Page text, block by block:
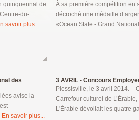
quinquennal de
du-
savoir plus...
À sa première compétition en
décroché une médaille
«Ocean State - Grand
des
avise la
En savoir plus...
3 AVRIL - Concours
Plessisville, le 3 avril 2014. –
Carrefour culturel de
L'Érable dévoilait les quatre